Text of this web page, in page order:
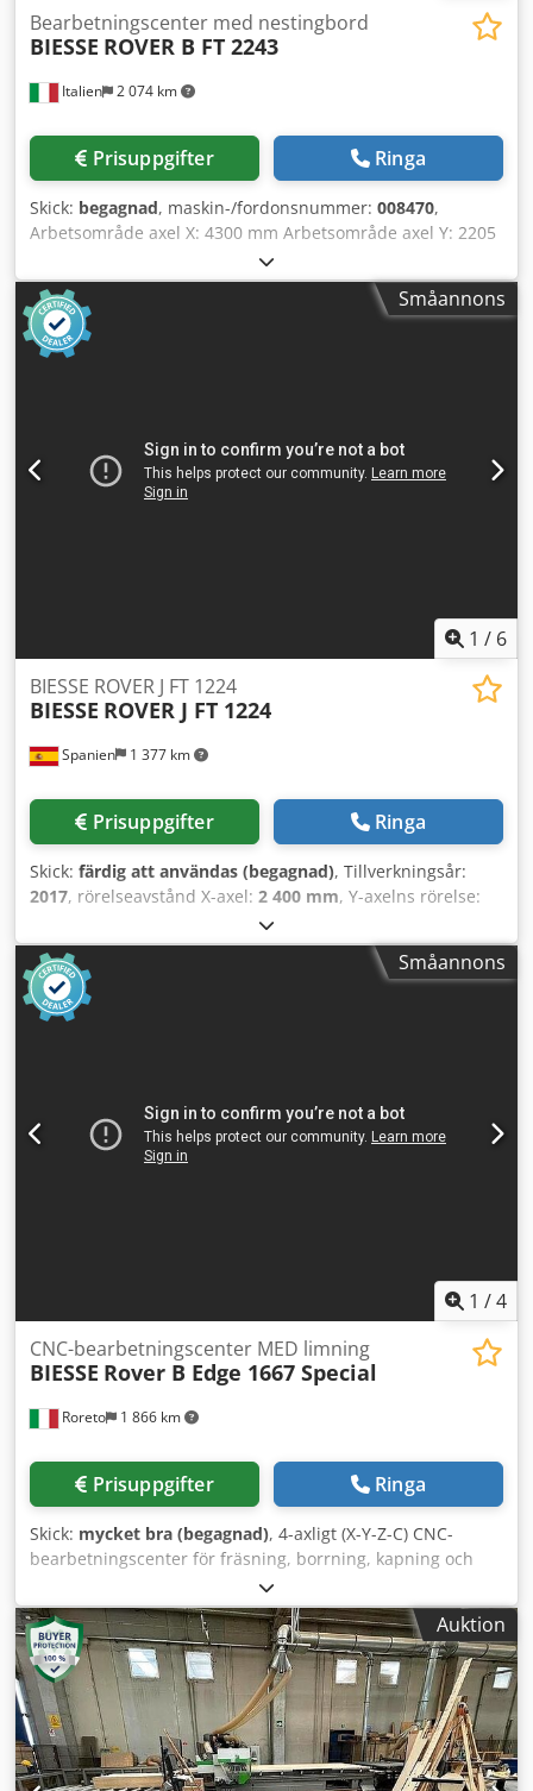
Italien 2 074 km
Bearbetningscenter med nestingbord
BIESSE ROVER B FT 2243
Prisuppgifter Ringa
Skick: begagnad, maskin-/fordonsnummer: 008470,
Arbetsområde axel X: 4300 mm Arbetsområde axel Y: 2205
mm Arbetsyta: nestingsbord Dkodpjyzyrvjfx Agvsr Effekt
huvudspindel: 13 kW Antal kontrollerade axlar: 5 axlar
Antal borrspindlar: 46 Antal verktygsplatser: 22Småannons
1 / 6
Spanien 1 377 km
BIESSE ROVER J FT 1224
BIESSE ROVER J FT 1224
Prisuppgifter Ringa
Skick: färdig att användas (begagnad), Tillverkningsår:
2017, rörelseavstånd X-axel: 2 400 mm, Y-axelns rörelse:
, totalvikt:
spindelhastighet (max):24 000 varv/min, Denna 3-axliga
BIESSE ROVER J FT 1224 tillverkades 2017 och har ett
arbetsområde på 2400 mm x 1200 mm. Den har en CNC-
elektrospindel med en maximal hastighet på 24 000 rpm
träbearbetning. Kontakta oss om du vill ha mer
information om denna maskin. • Axlar: 3 CNC-styrda (X, Y,
Z) • Kapacitet: fräsning, borrning, fickning,
Småannons
1 /4
Roreto 1 866 km
CNC-bearbetningscenter MED limning
BIESSE Rover B Edge 1667 Special
Prisuppgifter Ringa
Skick: mycket bra (begagnad), 4-axligt (X-Y-Z-C) CNC-
bearbetningscenter för fräsning, borrning, kapning och
kantlimning. Svanhalsmaskin PC-styrning Typ ?? / Mjukvara
Biesse Works Nr. 1 arbetssäte för stöd/konsol Nr. 10 ATS (L
= 1800 mm) Automatiskt verktygsbytar-system
(Magasin/fack Nr. 14) Användbart arbetsområde (X - Y - Z)
mm 6735 x 1650 x 290 Användbart arbetsområde (X - Y - Z)
vid limning mm 5780 x 1650 x 60 Nr. 2 arbetszoner -
vakuumpump (kapacitet m³/h) 250 Säkerhetsfotomattor
fram Motoriserad transportmatta för att avlägsna avfall
från arbetsprocessen Total anslutningseffekt kW 31,13
Auktion